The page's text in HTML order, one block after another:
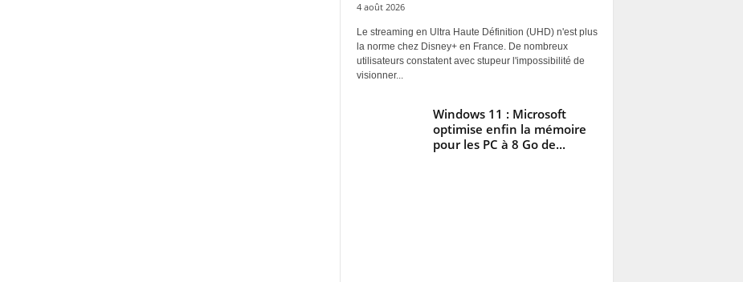
4 août 2026
Le streaming en Ultra Haute Définition (UHD) n'est plus
la norme chez Disney+ en France. De nombreux
utilisateurs constatent avec stupeur l'impossibilité de
visionner...
Windows 11 : Microsoft
optimise enfin la mémoire
pour les PC à 8 Go de...